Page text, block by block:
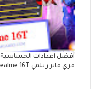
أفضل اعدادات الحساسية
فري فاير ريلمي Realme 16T